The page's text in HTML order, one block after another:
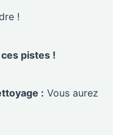
!
pistes !
: Vous aurez